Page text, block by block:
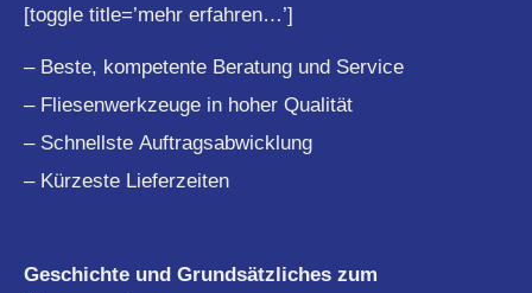
[toggle title=’mehr erfahren…’]
– Beste, kompetente Beratung und Service
– Fliesenwerkzeuge in hoher Qualität
– Schnellste Auftragsabwicklung
– Kürzeste Lieferzeiten
Geschichte und Grundsätzliches zum